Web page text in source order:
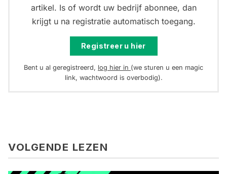
artikel. Is of wordt uw bedrijf abonnee, dan
krijgt u na registratie automatisch toegang.
Registreer u hier
Bent u al geregistreerd, log hier in (we sturen u een magic
link, wachtwoord is overbodig).
VOLGENDE LEZEN